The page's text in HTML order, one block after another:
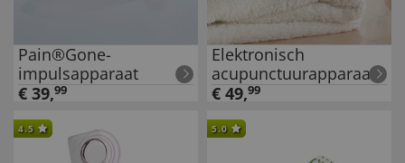
Pain®Gone-
impulsapparaat
€ 39,99
Elektronisch
acupunctuurapparaat
€ 49,99
4.5 5.0